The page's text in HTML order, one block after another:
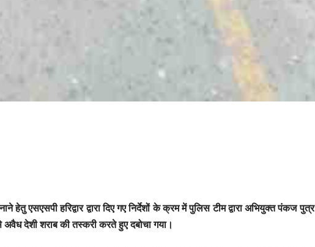
एसएसपी हरिद्वार द्वारा दिए गए निर्देशों के क्रम में पुलिस टीम द्वारा अभियुक्त पंकज पुत्र
से अवैध देशी शराब की तस्करी करते हुए दबोचा गया।